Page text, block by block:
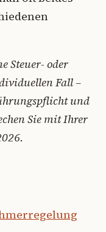
Steuer- oder
Fall –
und
Sie mit Ihrer